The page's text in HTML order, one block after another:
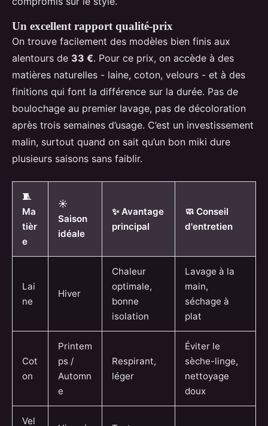
Un excellent rapport qualité-prix
On trouve facilement des modèles bien finis aux
alentours de 33 €. Pour ce prix, on accède à des
matières naturelles - laine, coton, velours - et à des
finitions qui font la différence sur la durée. Pas de
boulochage au premier lavage, pas de décoloration
après trois semaines d’usage. C’est un investissement
malin, surtout quand on sait qu’un bon miki dure
plusieurs saisons sans faiblir.
🧵
Ma
tièr
e
☀️
Saison
idéale
✨ Avantage
principal
🧼 Conseil
d'entretien
Lai
ne
Hiver
Chaleur
optimale,
bonne
isolation
Lavage à la
main,
séchage à
plat
Cot
on
Printem
ps /
Automn
e
Respirant,
léger
Éviter le
sèche-linge,
nettoyage
doux
Vel